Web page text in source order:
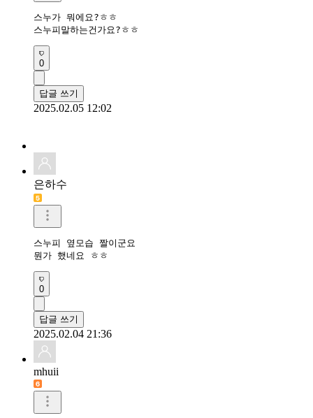
스누가 뭐에요?ㅎㅎ
스누피말하는건가요?ㅎㅎ
0
답글 쓰기
2025.02.05 12:02
은하수
스누피 옆모습 짤이군요
뭔가 했네요 ㅎㅎ
0
답글 쓰기
2025.02.04 21:36
mhuii